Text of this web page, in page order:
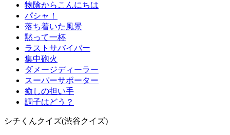
物陰からこんにちは
パシャ！
落ち着いた風景
黙って一杯
ラストサバイバー
集中砲火
ダメージディーラー
スーパーサポーター
癒しの担い手
調子はどう？
シチくんクイズ(渋谷クイズ)